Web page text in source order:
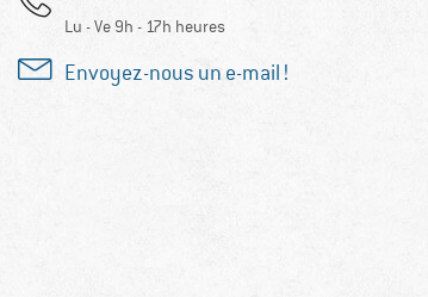
Lu - Ve 9h - 17h heures
Envoyez-nous un e-mail !